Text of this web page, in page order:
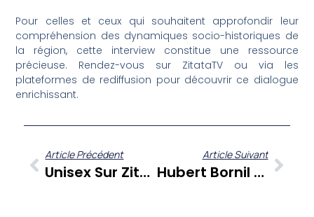
Pour celles et ceux qui souhaitent approfondir leur
compréhension des dynamiques socio-historiques de
la région, cette interview constitue une ressource
précieuse. Rendez-vous sur ZitataTV ou via les
plateformes de rediffusion pour découvrir ce dialogue
enrichissant.
Article Précédent
Unisex Sur ZitataTV : Quand Le Slow Sex Transforme Nos Relations Intimes
Article Suivant
Hubert Bornil À Cœur Ouvert : Une Vie Dédiée Aux Médias Et À La Culture Martiniquaise